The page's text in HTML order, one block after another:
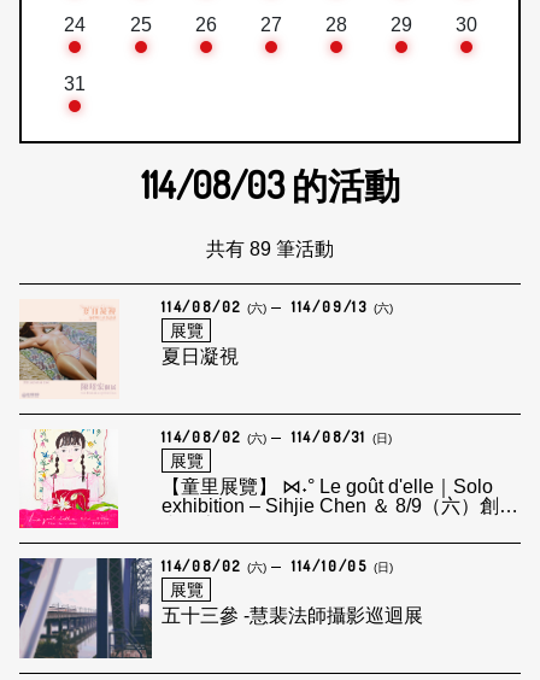
24 25 26 27 28 29 30
31
114/08/03的活動
共有 89 筆活動
114/08/02 (六) 114/09/13 (六)
展覽
夏日凝視
114/08/02 (六) 114/08/31 (日)
展覽
【童里展覽】 ⋈˖° Le goût d'elle｜Solo
exhibition – Sihjie Chen ＆ 8/9（六）創作
114/08/02 (六) 114/10/05 (日)
展覽
五十三參 -慧裴法師攝影巡迴展